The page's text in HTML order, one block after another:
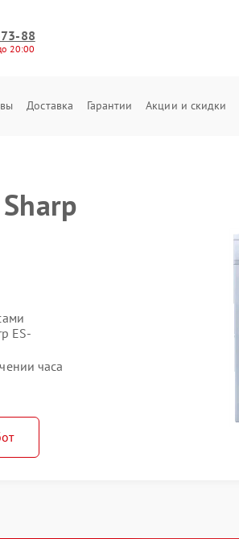
88
20:00
Доставка Гарантии Акции и скидки
ES-
часа